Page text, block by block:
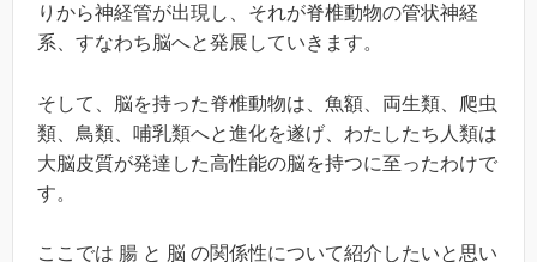
りから神経管が出現し、それが脊椎動物の管状神経
系、すなわち脳へと発展していきます。
そして、脳を持った脊椎動物は、魚額、両生類、爬虫
類、鳥類、哺乳類へと進化を遂げ、わたしたち人類は
大脳皮質が発達した高性能の脳を持つに至ったわけで
す。
ここでは 腸 と 脳 の関係性について紹介したいと思い